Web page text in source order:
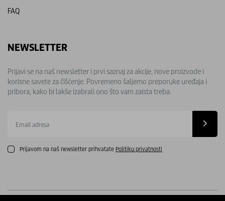
FAQ
NEWSLETTER
Prijavi se na naš newsletter i prvi saznaj za akcije, nove proizvode i
korisne savete za čišćenje. Povremeno šaljemo preporuke uređaja i
pribora, kako bi lakše izabrali ono što vam zaista treba.
adresa
Prijavom na naš newsletter prihvatate Politiku privatnosti